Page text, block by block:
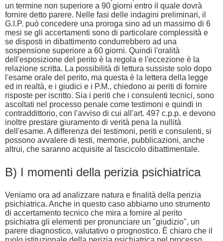
un termine non superiore a 90 giorni entro il quale dovrà
fornire detto parere. Nelle fasi delle indagini preliminari, il
G.I.P. può concedere una proroga sino ad un massimo di 6
mesi se gli accertamenti sono di particolare complessità e
se disposti in dibattimento condurrebbero ad una
sospensione superiore a 60 giorni. Quindi l'oralità
dell'esposizione del perito è la regola e l'eccezione è la
relazione scritta. La possibilità di lettura sussiste solo dopo
l'esame orale del perito, ma questa è la lettera della legge
ed in realtà, e i giudici e i P.M., chiedono ai periti di fornire
risposte per iscritto. Sia i periti che i consulenti tecnici, sono
ascoltati nel processo penale come testimoni e quindi in
contraddittorio, con l'avviso di cui all'art. 497 c.p.p. e devono
inoltre prestare giuramento di verità pena la nullità
dell'esame. A differenza dei testimoni, periti e consulenti, si
possono avvalere di testi, memorie, pubblicazioni, anche
altrui, che saranno acquisite al fascicolo dibattimentale.
B) I momenti della perizia psichiatrica
Veniamo ora ad analizzare natura e finalità della perizia
psichiatrica. Anche in questo caso abbiamo uno strumento
di accertamento tecnico che mira a fornire al perito
psichiatra gli elementi per pronunciare un "giudizio", un
parere diagnostico, valutativo o prognostico. È chiaro che il